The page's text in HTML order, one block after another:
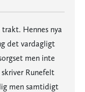
Hennes nya
det vardagligt
men inte
Runefelt
men samtidigt